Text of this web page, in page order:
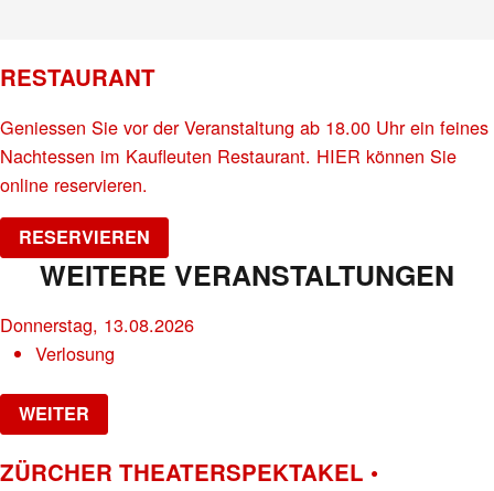
RESTAURANT
Geniessen Sie vor der Veranstaltung ab 18.00 Uhr ein feines
Nachtessen im Kaufleuten Restaurant. HIER können Sie
online reservieren.
RESERVIEREN
WEITERE VERANSTALTUNGEN
Donnerstag, 13.08.2026
Verlosung
WEITER
ZÜRCHER THEATERSPEKTAKEL •